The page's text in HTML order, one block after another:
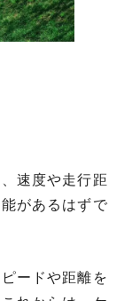
速度や走行距
があるはずで
ードや距離を